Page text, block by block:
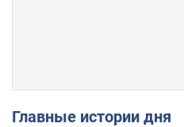
Главные истории дня